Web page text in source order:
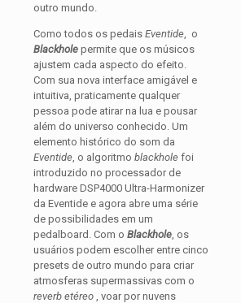
outro mundo.
Como todos os pedais Eventide , o
Blackhole permite que os músicos
ajustem cada aspecto do efeito.
Com sua nova interface amigável e
intuitiva, praticamente qualquer
pessoa pode atirar na lua e pousar
além do universo conhecido. Um
elemento histórico do som da
Eventide , o algoritmo blackhole foi
introduzido no processador de
hardware DSP4000 Ultra-Harmonizer
da Eventide e agora abre uma série
de possibilidades em um
pedalboard. Com o Blackhole , os
usuários podem escolher entre cinco
presets de outro mundo para criar
atmosferas supermassivas com o
reverb etéreo , voar por nuvens